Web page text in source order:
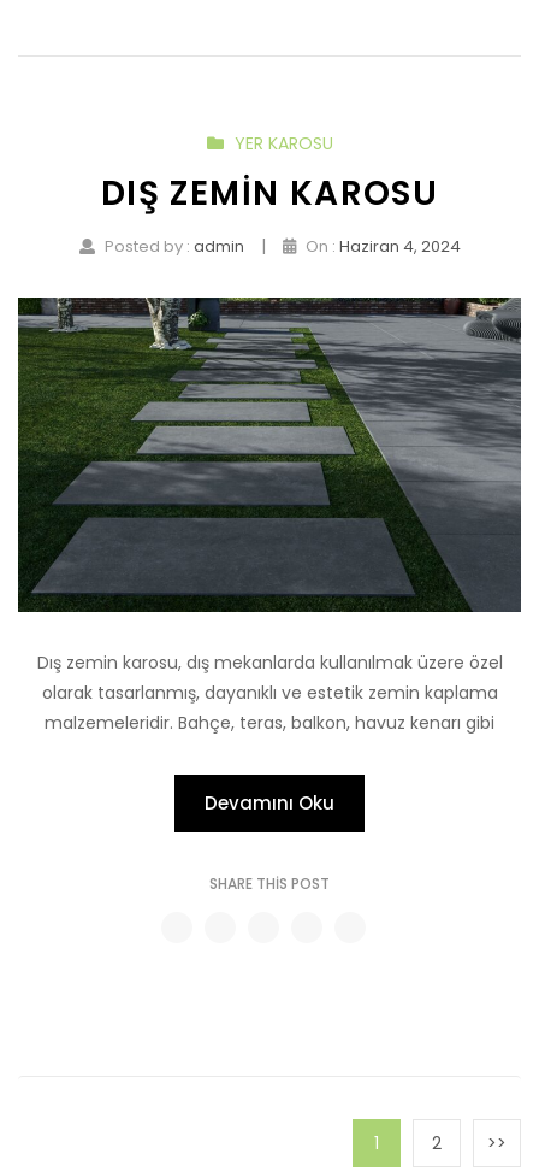
YER KAROSU
DIŞ ZEMIN KAROSU
Posted by : admin | On : Haziran 4, 2024
Dış zemin karosu, dış mekanlarda kullanılmak üzere özel
olarak tasarlanmış, dayanıklı ve estetik zemin kaplama
malzemeleridir. Bahçe, teras, balkon, havuz kenarı gibi
Devamını Oku
SHARE THIS POST
1 2